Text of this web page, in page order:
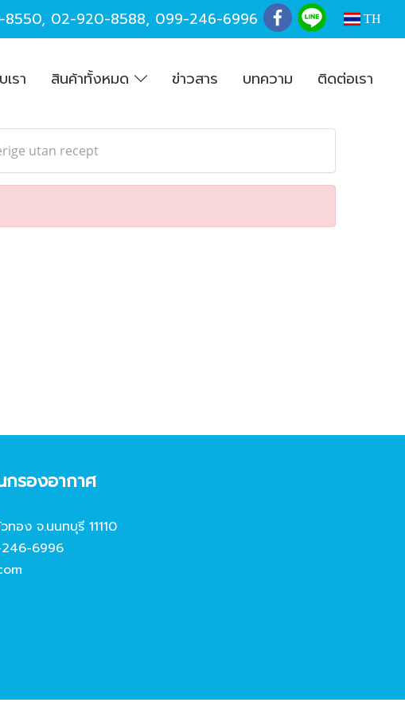
, 02-920-8588, 099-246-6996 TH
รา สินค้าทั้งหมด ข่าวสาร บทความ ติดต่อเรา
utan recept
รองอากาศ
อง จ.นนทบุรี 11110
6996